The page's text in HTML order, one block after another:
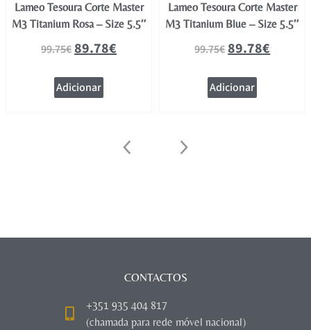
Lameo Tesoura Corte Master
M3 Titanium Rosa – Size 5.5″
99.75€89.78€
Adicionar
Lameo Tesoura Corte Master
M3 Titanium Blue – Size 5.5″
99.75€89.78€
Adicionar
CONTACTOS
+351 935 404 817
(chamada para rede móvel nacional)